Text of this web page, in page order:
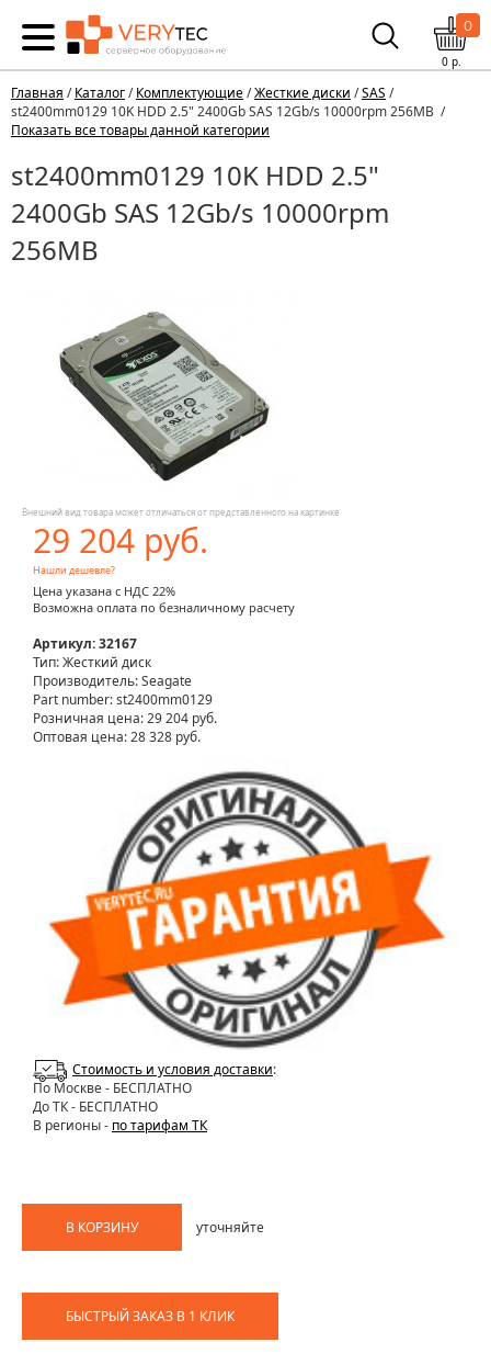
0
0р.
Главная /Каталог/Комплектующие/Жесткие диски /SAS /
st2400mm0129 10K HDD 2.5" 2400Gb SAS 12Gb/s 10000rpm 256MB /
Показать все товары данной категории
st2400mm0129 10K HDD 2.5"
2400Gb SAS 12Gb/s 10000rpm
256MB
Внешний вид товара может отличаться от представленного на картинке
29 204 руб.
Нашли дешевле?
Цена указана с НДС 22%
Возможна оплата по безналичному расчету
Артикул: 32167
Тип: Жесткий диск
Производитель: Seagate
Part number: st2400mm0129
Розничная цена:29 204 руб.
Оптовая цена: 28 328 руб.
Стоимость и условия доставки:
По Москве- БЕСПЛАТНО
До ТК - БЕСПЛАТНО
В регионы - по тарифам ТК
В КОРЗИНУ уточняйте
БЫСТРЫЙ ЗАКАЗ В 1 КЛИК